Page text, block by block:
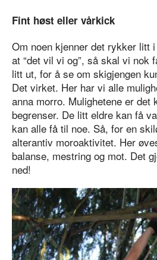
Fint høst eller vårkick
Om noen kjenner det rykker litt
at “det vil vi og”, så skal vi nok
litt ut, for å se om skigjengen
Det virket. Her har vi alle
anna morro. Mulighetene er det
begrenser. De litt eldre kan få
kan alle få til noe. Så, for en
alterantiv moroaktivitet. Her
balanse, mestring og mot. Det
ned!